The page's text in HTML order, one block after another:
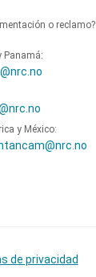
o reclamo?
Panamá:
y México:
de privacidad